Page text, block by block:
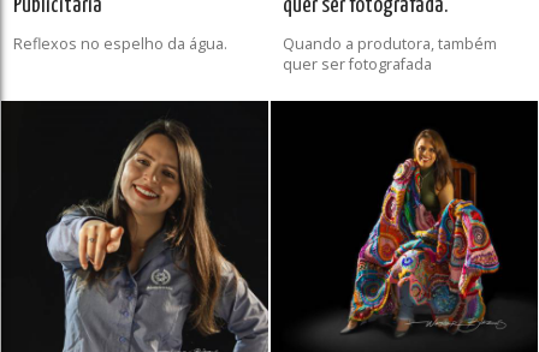
Publicitária
Reflexos no espelho da água.
quer ser fotografada.
Quando a produtora, também
quer ser fotografada